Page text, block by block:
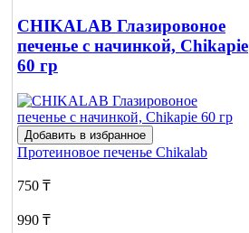
CHIKALAB Глазировоное
печенье с начинкой, Chikapie
60 гр
Добавить в избранное
Протеиновое печенье Chikalab
750 ₸
990 ₸